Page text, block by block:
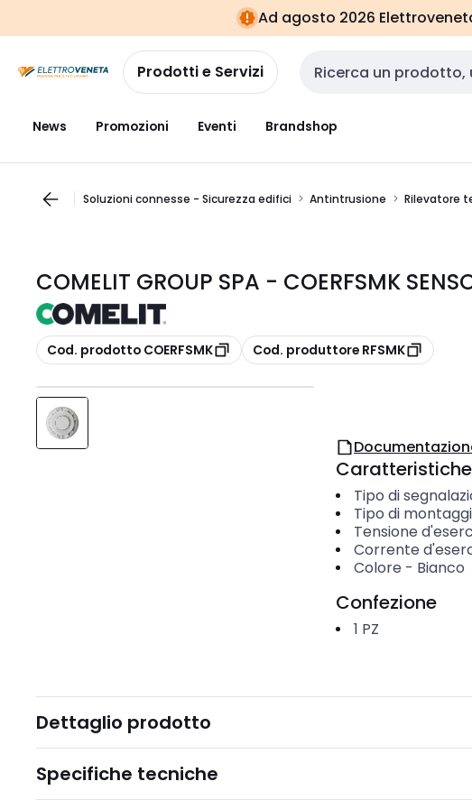
navigazionealla
pagina
Ad agosto 2026
Prodotti e Servizi Cerca input
News Promozioni Eventi Brandshop
Soluzioni connesse - Sicurezza edifici Antintrusione Rilevatore
COMELIT GROUP SPA - COERFSMK
copia
Cod. prodotto COERFSMK copia
Cod. produttore RFSMK
Tipo di
Tipo di
Tensione
Corrente
Colore - Bianco
Confezione
1 PZ
Dettaglio prodotto
Specifiche tecniche